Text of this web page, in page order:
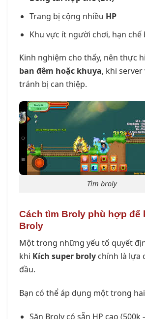
Trang bị cộng nhiều HP
Khu vực ít người chơi, hạn chế
Kinh nghiệm cho thấy, nên thực
ban đêm hoặc khuya, khi
tránh bị can thiệp.
Tìm broly
Cách tìm Broly phù hợp để
Broly
Một trong những yếu tố quyết
khi Kích super broly chính là lựa
đầu.
Bạn có thể áp dụng một trong
Săn Broly có sẵn HP cao (500k